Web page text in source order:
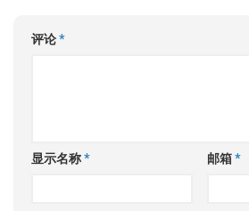
评论*
显示名称* 邮箱*